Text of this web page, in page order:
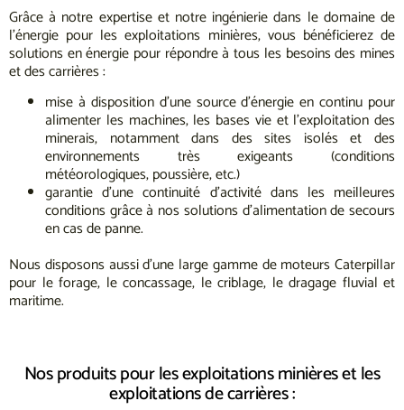
Grâce à notre expertise et notre ingénierie dans le domaine de
l’énergie pour les exploitations minières, vous bénéficierez de
solutions en énergie pour répondre à tous les besoins des mines
et des carrières :
mise à disposition d’une source d’énergie en continu pour
alimenter les machines, les bases vie et l’exploitation des
minerais, notamment dans des sites isolés et des
environnements très exigeants (conditions
météorologiques, poussière, etc.)
garantie d’une continuité d’activité dans les meilleures
conditions grâce à nos solutions d’alimentation de secours
en cas de panne.
Nous disposons aussi d’une large gamme de moteurs Caterpillar
pour le forage, le concassage, le criblage, le dragage fluvial et
maritime.
Nos produits pour les exploitations minières et les
exploitations de carrières :